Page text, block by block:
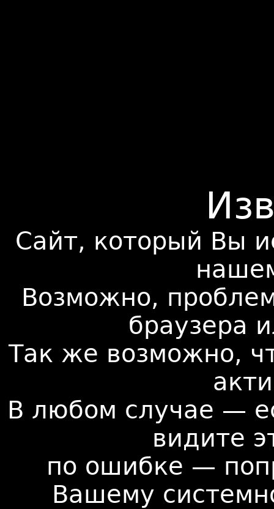
Cайт, который Вы
Возможно,
браузера
Так же возможно,
В любом случае —
видите
по ошибке —
Вашему